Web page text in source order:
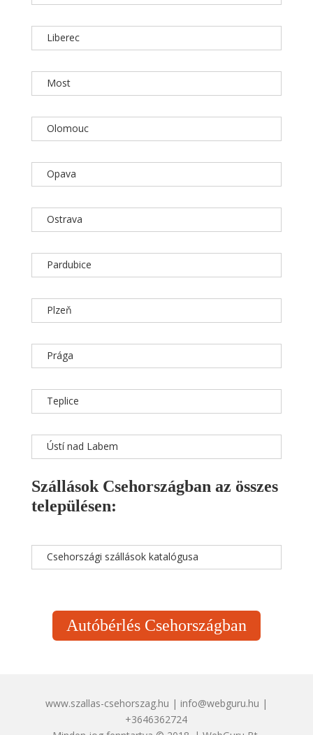
Liberec
Most
Olomouc
Opava
Ostrava
Pardubice
Plzeň
Prága
Teplice
Ústí nad Labem
Szállások Csehországban az összes
településen:
Csehországi szállások katalógusa
Autóbérlés Csehországban
www.szallas-csehorszag.hu | info@webguru.hu |
+3646362724